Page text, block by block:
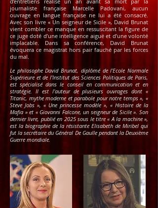
journaliste française Marcelle Padovani, aucun
ouvrage en langue française ne lui a été consacré.
Avec son livre « Un seigneur de Sicile », David Brunat
vient combler ce manque en ressuscitant la figure de
ce juge doté d’une intelligence aiguë et d’une volonté
implacable. Dans sa conférence, David Brunat
évoquera ce magistrat hors pair fauché par les forces
du mal.
Le philosophe David Brunat, diplômé de l’Ecole Normale
Supérieure et de l’Institut des Sciences Politiques de Paris,
est spécialisé dans le conseil en communication et en
stratégie. Il est l’auteur de plusieurs ouvrages dont «
Titanic, mythe moderne et parabole pour notre temps », «
Steve Jobs », « Une princesse modèle », « Histoire de la
Mafia » et « Giovanni Falcone, un seigneur de Sicile ». Son
dernier livre, publié en 2025 sous le titre « A la machine »,
est la biographie de la résistante Elisabeth de Miribel qui
fut la secrétaire du Général De Gaulle pendant la Deuxième
Guerre mondiale.